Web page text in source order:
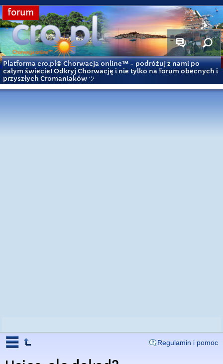
forum
Platforma cro.pl© Chorwacja online™ - podróżuj z nami po
całym świecie! Odkryj Chorwację i nie tylko na forum obecnych i
przyszłych Cromaniaków ツ
Regulamin i pomoc